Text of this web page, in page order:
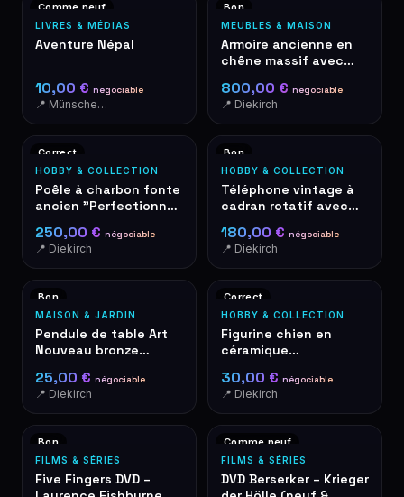
Comme neuf
LIVRES & MÉDIAS
Aventure Népal
10,00 € négociable
📍 Münschecker
Bon
MEUBLES & MAISON
Armoire ancienne en
chêne massif avec
800,00 € négociable
📍 Diekirch
Correct
HOBBY & COLLECTION
Poêle à charbon fonte
ancien "Perfectionné"
250,00 € négociable
📍 Diekirch
Bon
HOBBY & COLLECTION
Téléphone vintage à
cadran rotatif avec
180,00 € négociable
📍 Diekirch
Bon
MAISON & JARDIN
Pendule de table Art
Nouveau bronze
décoratives
25,00 € négociable
📍 Diekirch
Correct
HOBBY & COLLECTION
Figurine chien en
céramique
avec collier doré
30,00 € négociable
📍 Diekirch
Bon
FILMS & SÉRIES
Five Fingers DVD –
Comme neuf
FILMS & SÉRIES
DVD Berserker – Krieger